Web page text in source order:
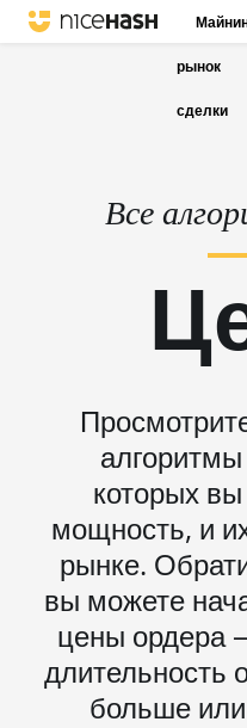
рынок
сделки
Все
которых
мощность, и
рынке.
вы можете
цены ордера
длительность
больше